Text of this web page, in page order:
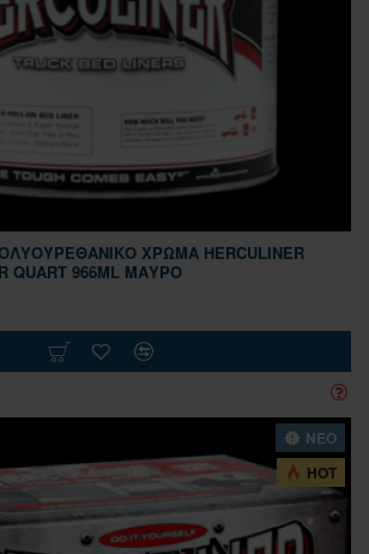
ΧΡΏΜΑ HERCULINER
QUART 966ML ΜΑΎΡΟ
ΝΕΟ
HOT